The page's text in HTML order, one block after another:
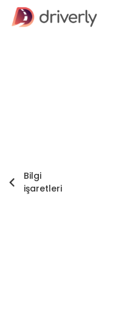
Bilgi
işaretleri